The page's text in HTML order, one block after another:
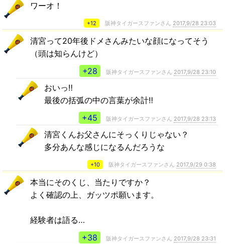
ワーオ！
+12 阪神タイガースファンさん 2017,9/28 23:03
清宮って20年後ドメさんみたいな顔になってそう
（頭は知らんけど）
+28
阪神タイガースファンさん 2017,9/28 23:10
おいっ‼︎
最後の括弧の中の言葉が余計‼︎
+45
阪神タイガースファンさん 2017,9/28 23:13
清宮くんお父さんにそっくりじゃない？
多分あんな感じになるんだろうな
+10 阪神タイガースファンさん 2017,9/29 0:38
本当にそのくじ、当たりですか？
よく確認の上、ガッツポ願います。
経験者は語る…
+38
阪神タイガースファンさん 2017,9/28 23:31